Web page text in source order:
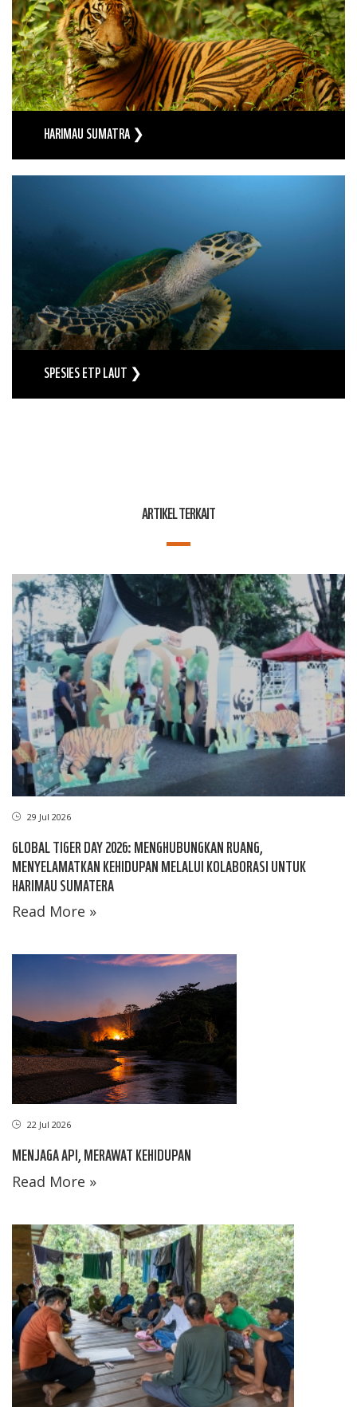
HARIMAU SUMATRA ❯
SPESIES ETP LAUT ❯
ARTIKEL TERKAIT
29 Jul 2026
GLOBAL TIGER DAY 2026: MENGHUBUNGKAN RUANG,
MENYELAMATKAN KEHIDUPAN MELALUI KOLABORASI UNTUK
HARIMAU SUMATERA
Read More »
22 Jul 2026
MENJAGA API, MERAWAT KEHIDUPAN
Read More »